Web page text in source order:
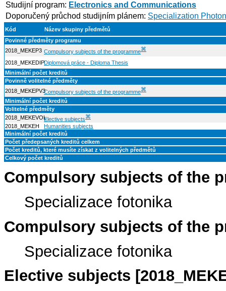
Studijní program: Electronics and Communications
Doporučený průchod studijním plánem: Specialization
Kód
Název skupiny předmětů
Povinné předměty programu
2018_MEKEP3 Compulsory subjects of the programme⌘
2018_MEKEDIPDiplomová práce - Diploma Thesis
Minimální počet kreditů
Povinně volitelné předměty
2018_MEKEPV3Compulsory subjects of the programme⌘
Minimální počet kreditů
Volitelné předměty
2018_MEKEVOLElective subjects⌘
2018_MEKEH
Humanities subjects
Minimální počet kreditů
Počet předepsaných kreditů celkem
Počet kreditů, které musíte získat z volitelných předmětů
Celkový počet kreditů
Compulsory subjects of the
Specializace fotonika
Compulsory subjects of the
Specializace fotonika
Elective subjects